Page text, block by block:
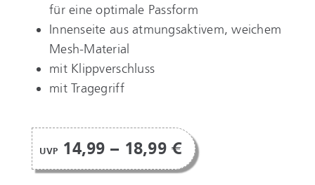
für eine optimale Passform
Innenseite aus atmungsaktivem, weichem
Mesh-Material
mit Klippverschluss
mit Tragegriff
UVP 14,99 – 18,99 €